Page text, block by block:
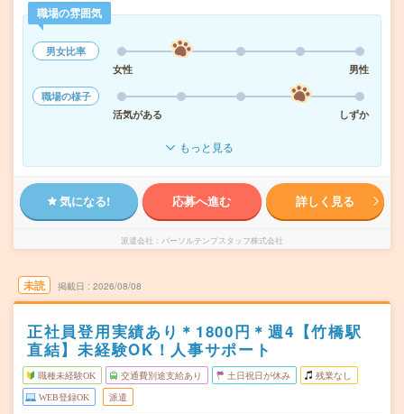
職場の雰囲気
男女比率
女性
男性
職場の様子
活気がある
しずか
もっと見る
気になる! 応募へ進む 詳しく見る
派遣会社 パーソルテンプスタッフ株式会社
未読 掲載日 2026/08/08
正社員登用実績あり＊1800円＊週4【竹橋駅
直結】未経験OK！人事サポート
職種未経験OK 交通費別途支給あり 土日祝日が休み 残業なし
WEB登録OK 派遣